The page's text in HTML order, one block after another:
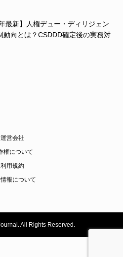
最新】人権デュー・ディリジェン
動向とは？CSDDD確定後の実務対
運営会社
権について
利用規約
報について
All Rights Reserved.